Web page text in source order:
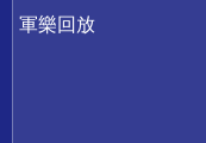
軍樂回放